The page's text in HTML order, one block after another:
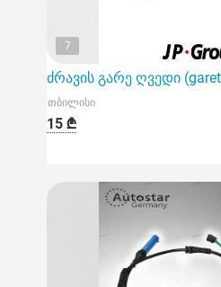
7
ძრავის გარე ღვედი
თბილისი
15 ₾